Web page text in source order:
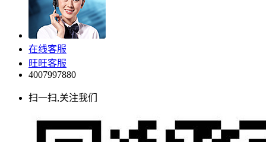
在线客服
旺旺客服
4007997880
扫一扫,关注我们